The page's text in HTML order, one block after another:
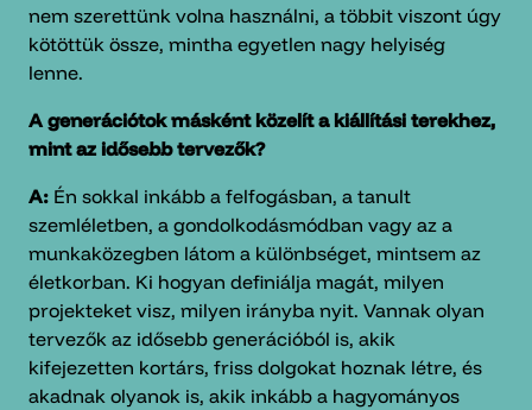
nem szerettünk volna használni, a többit viszont úgy
kötöttük össze, mintha egyetlen nagy helyiség
lenne.
A generációtok másként közelít a kiállítási terekhez,
mint az idősebb tervezők?
A: Én sokkal inkább a felfogásban, a tanult
szemléletben, a gondolkodásmódban vagy az a
munkaközegben látom a különbséget, mintsem az
életkorban. Ki hogyan definiálja magát, milyen
projekteket visz, milyen irányba nyit. Vannak olyan
tervezők az idősebb generációból is, akik
kifejezetten kortárs, friss dolgokat hoznak létre, és
akadnak olyanok is, akik inkább a hagyományos